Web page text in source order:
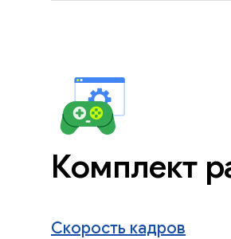
Комплект
Скорость кадров